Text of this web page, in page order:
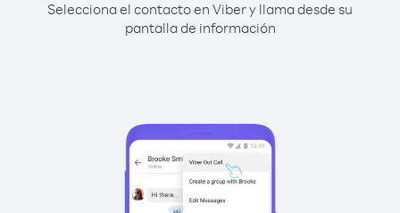
Selecciona el contacto en Viber y llama desde su
pantalla de información